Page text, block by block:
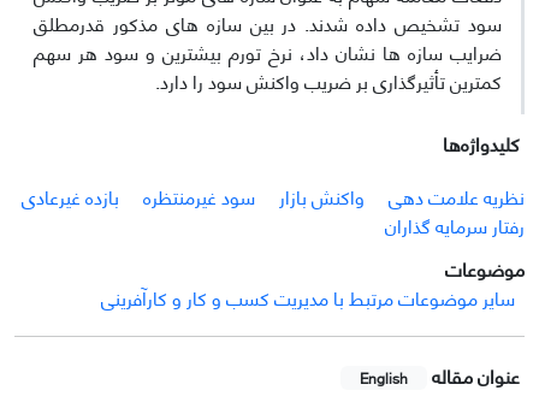
سود تشخیص داده شدند. در بین سازه های مذکور قدرمطلق
ضرایب سازه ها نشان داد، نرخ تورم بیشترین و سود هر سهم
کمترین تأثیرگذاری بر ضریب واکنش سود را دارد.
کلیدواژه‌ها
نظریه علامت دهی
واکنش بازار سود غیرمنتظره
بازده غیرعادی
رفتار سرمایه گذاران
موضوعات
سایر موضوعات مرتبط با مدیریت کسب و کار و کارآفرینی
عنوان مقاله English